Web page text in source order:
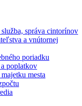
správa cintorínov
a vnútornej
poriadku
poplatkov
mesta